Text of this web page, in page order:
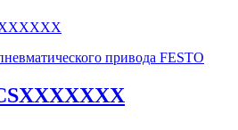
привода FESTO